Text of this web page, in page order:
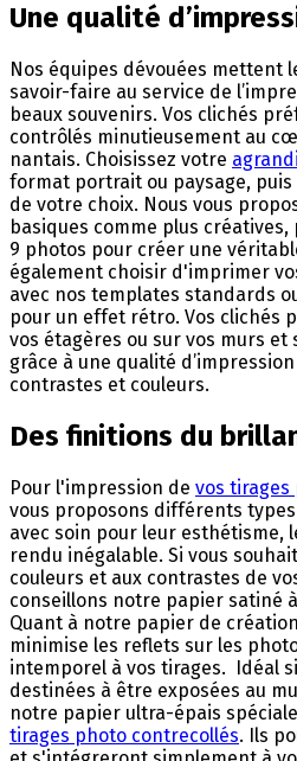
Une qualité
Nos équipes dévouées mettent
savoir-faire au service de
beaux souvenirs. Vos clichés
contrôlés minutieusement au
nantais. Choisissez votre
format portrait ou paysage,
de votre choix. Nous vous
basiques comme plus créatives,
9 photos pour créer une
également choisir d'imprimer
avec nos templates standards
pour un effet rétro. Vos clichés
vos étagères ou sur vos murs
grâce à une qualité
contrastes et couleurs.
Des finitions du
Pour l'impression de vos
vous proposons différents
avec soin pour leur esthétisme,
rendu inégalable. Si vous
couleurs et aux contrastes de
conseillons notre papier satiné
Quant à notre papier de
minimise les reflets sur les
intemporel à vos tirages. Idéal
destinées à être exposées au
notre papier ultra-épais
tirages photo contrecollés. Ils